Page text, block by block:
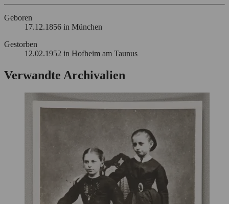
Geboren
17.12.1856 in München
Gestorben
12.02.1952 in Hofheim am Taunus
Verwandte Archivalien